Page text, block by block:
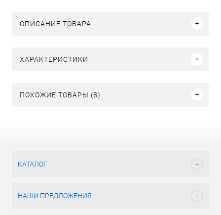
ОПИСАНИЕ ТОВАРА
ХАРАКТЕРИСТИКИ
ПОХОЖИЕ ТОВАРЫ (8)
КАТАЛОГ
НАШИ ПРЕДЛОЖЕНИЯ